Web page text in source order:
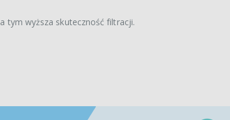
tym wyższa skuteczność filtracji.